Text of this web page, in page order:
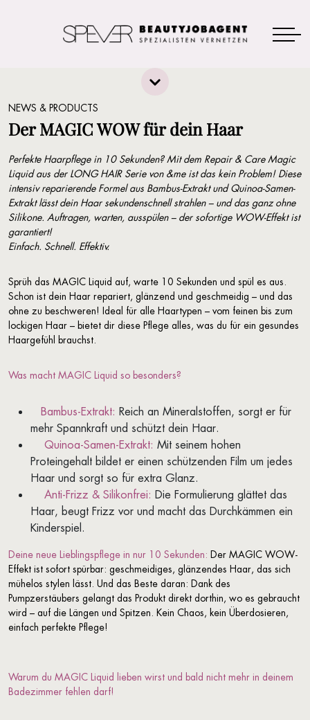
NEWS & PRODUCTS
Der MAGIC WOW für dein Haar
Perfekte Haarpflege in 10 Sekunden? Mit dem Repair & Care Magic
Liquid aus der LONG HAIR Serie von &me ist das kein Problem! Diese
intensiv reparierende Formel aus Bambus-Extrakt und Quinoa-Samen-
Extrakt lässt dein Haar sekundenschnell strahlen – und das ganz ohne
Silikone. Auftragen, warten, ausspülen – der sofortige WOW-Effekt ist
garantiert!
Einfach. Schnell. Effektiv.
Sprüh das MAGIC Liquid auf, warte 10 Sekunden und spül es aus.
Schon ist dein Haar repariert, glänzend und geschmeidig – und das
ohne zu beschweren! Ideal für alle Haartypen – vom feinen bis zum
lockigen Haar – bietet dir diese Pflege alles, was du für ein gesundes
Haargefühl brauchst.
Was macht MAGIC Liquid so besonders?
Bambus-Extrakt: Reich an Mineralstoffen, sorgt er für
mehr Spannkraft und schützt dein Haar.
Quinoa-Samen-Extrakt: Mit seinem hohen
Proteingehalt bildet er einen schützenden Film um jedes
Haar und sorgt so für extra Glanz.
Anti-Frizz & Silikonfrei: Die Formulierung glättet das
Haar, beugt Frizz vor und macht das Durchkämmen ein
Kinderspiel.
Deine neue Lieblingspflege in nur 10 Sekunden: Der MAGIC WOW-
Effekt ist sofort spürbar: geschmeidiges, glänzendes Haar, das sich
mühelos stylen lässt. Und das Beste daran: Dank des
Pumpzerstäubers gelangt das Produkt direkt dorthin, wo es gebraucht
wird – auf die Längen und Spitzen. Kein Chaos, kein Überdosieren,
einfach perfekte Pflege!
Warum du MAGIC Liquid lieben wirst und bald nicht mehr in deinem
Badezimmer fehlen darf!